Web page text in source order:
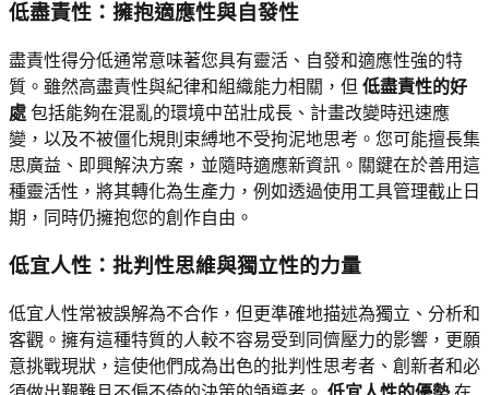
低盡責性：擁抱適應性與自發性
盡責性得分低通常意味著您具有靈活、自發和適應性強的特
質。雖然高盡責性與紀律和組織能力相關，但 低盡責性的好
處 包括能夠在混亂的環境中茁壯成長、計畫改變時迅速應
變，以及不被僵化規則束縛地不受拘泥地思考。您可能擅長集
思廣益、即興解決方案，並隨時適應新資訊。關鍵在於善用這
種靈活性，將其轉化為生產力，例如透過使用工具管理截止日
期，同時仍擁抱您的創作自由。
低宜人性：批判性思維與獨立性的力量
低宜人性常被誤解為不合作，但更準確地描述為獨立、分析和
客觀。擁有這種特質的人較不容易受到同儕壓力的影響，更願
意挑戰現狀，這使他們成為出色的批判性思考者、創新者和必